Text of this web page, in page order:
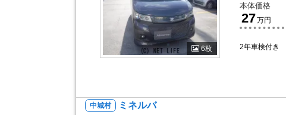
6枚
本体価格
27万円
2年車検付き
中城村 ミネルバ